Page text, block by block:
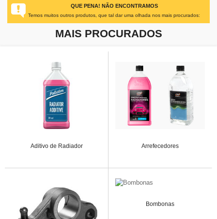
QUE PENA! NÃO ENCONTRAMOS
Temos muitos outros produtos, que tal dar uma olhada nos mais procurados:
MAIS PROCURADOS
Aditivo de Radiador Arrefecedores
Bombonas